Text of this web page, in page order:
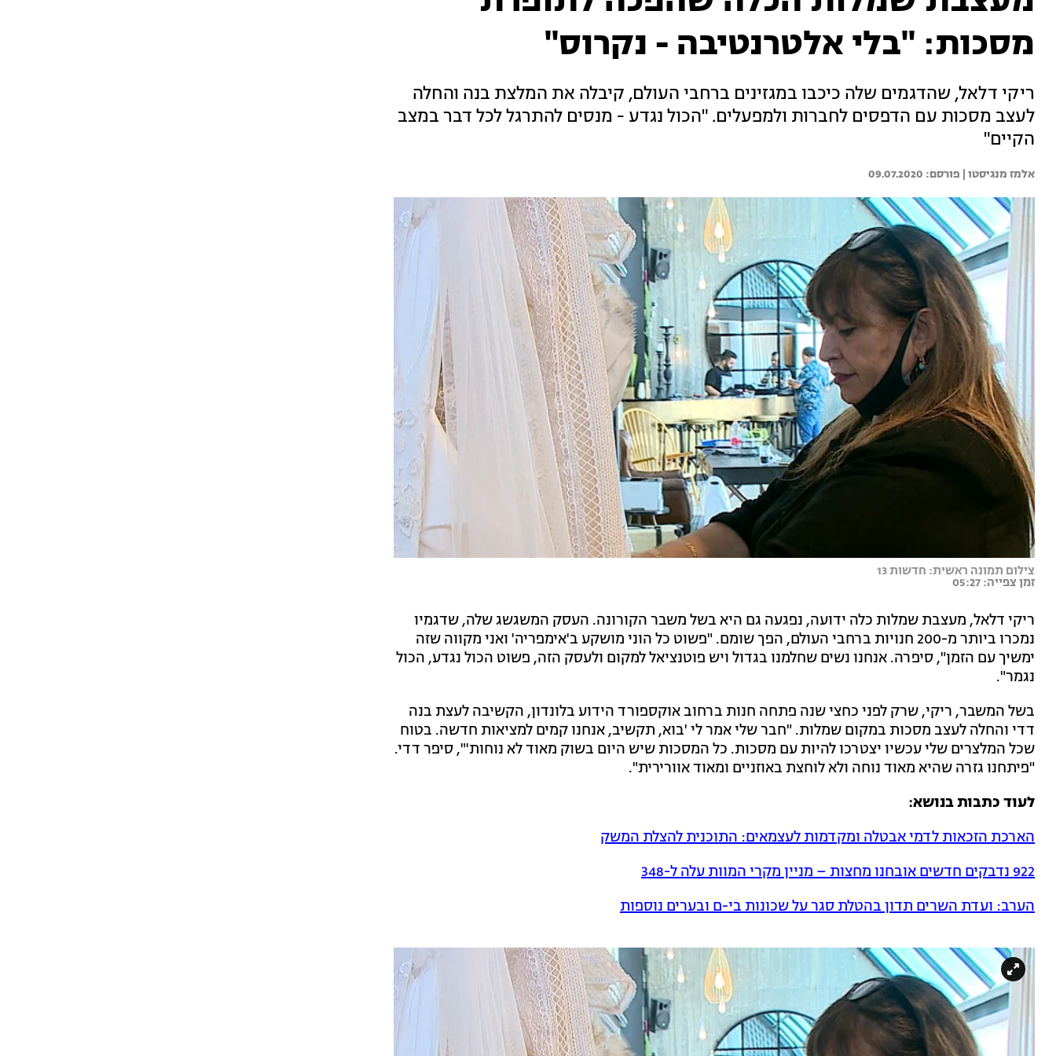
מסכות: "בלי אלטרנטיבה - נקרוס"
ריקי דלאל, שהדגמים שלה כיכבו במגזינים ברחבי העולם, קיבלה את המלצת בנה והחלה
לעצב מסכות עם הדפסים לחברות ולמפעלים. "הכול נגדע - מנסים להתרגל לכל דבר במצב
הקיים"
אלמז מנגיסטו | 09.07.2020
צילום תמונה ראשית: חדשות 13
זמן צפייה: 05:27
ריקי דלאל, מעצבת שמלות כלה ידועה, נפגעה גם היא בשל משבר הקורונה. העסק המשגשג שלה, שדגמיו
נמכרו ביותר מ-200 חנויות ברחבי העולם, הפך שומם. "פשוט כל הוני מושקע ב'אימפריה' ואני מקווה שזה
ימשיך עם הזמן", סיפרה. אנחנו נשים שחלמנו בגדול ויש פוטנציאל למקום ולעסק הזה, פשוט הכול נגדע, הכול
נגמר".
בשל המשבר, ריקי, שרק לפני כחצי שנה פתחה חנות ברחוב אוקספורד הידוע בלונדון, הקשיבה לעצת בנה
דדי והחלה לעצב מסכות במקום שמלות. "חבר שלי אמר לי 'בוא, תקשיב, אנחנו קמים למציאות חדשה. בטוח
שכל המלצרים שלי עכשיו יצטרכו להיות עם מסכות. כל המסכות שיש היום בשוק מאוד לא נוחות'", סיפר דדי.
"פיתחנו גזרה שהיא מאוד נוחה ולא לוחצת באוזניים ומאוד אוורירית".
לעוד כתבות בנושא:
הארכת הזכאות לדמי אבטלה ומקדמות לעצמאים: התוכנית להצלת המשק
922 נדבקים חדשים אובחנו מחצות – מניין מקרי המוות עלה ל-348
הערב: ועדת השרים תדון בהטלת סגר על שכונות בי-ם ובערים נוספות